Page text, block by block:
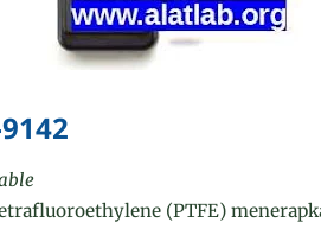
(PTFE)